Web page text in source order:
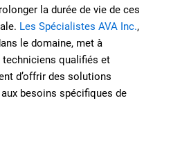
la durée de vie de ces
Les Spécialistes AVA Inc.,
le domaine, met à
qualifiés et
d’offrir des solutions
besoins spécifiques de